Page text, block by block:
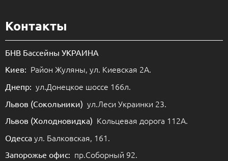
Контакты
БНВ Бассейны УКРАИНА
Киев: Район Жуляны, ул. Киевская 2А.
Днепр: ул.Донецкое шоссе 166л.
Львов (Сокольники) ул.Леси Украинки 23.
Львов (Холодновидка) Кольцевая дорога 112А.
Одесса ул. Балковская, 161.
Запорожье офис: пр.Соборный 92.